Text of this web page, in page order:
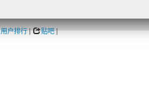
用户排行| 贴吧|